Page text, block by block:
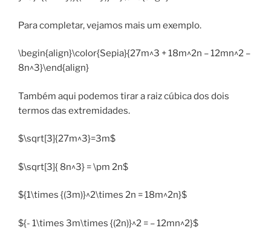
Para completar, vejamos mais um exemplo.
\begin{align}\color{Sepia}{27m^3 + 18m^2n – 12mn^2 –
8n^3}\end{align}
Também aqui podemos tirar a raiz cúbica dos dois
termos das extremidades.
$\sqrt[3]{27m^3}=3m$
$\sqrt[3]{ 8n^3} = \pm 2n$
${1\times {(3m)}^2\times 2n = 18m^2n}$
${- 1\times 3m\times {(2n)}^2 = – 12mn^2}$